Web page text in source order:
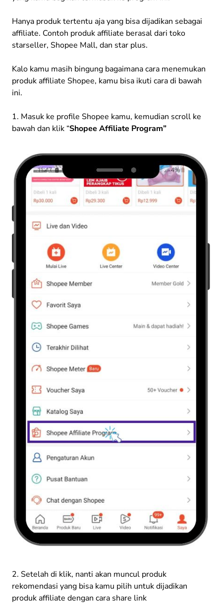
Hanya produk tertentu aja yang bisa dijadikan sebagai
affiliate. Contoh produk affiliate berasal dari toko
starseller, Shopee Mall, dan star plus.
Kalo kamu masih bingung bagaimana cara menemukan
produk affiliate Shopee, kamu bisa ikuti cara di bawah
ini.
1. Masuk ke profile Shopee kamu, kemudian scroll ke
bawah dan klik “Shopee Affiliate Program”
2. Setelah di klik, nanti akan muncul produk
rekomendasi yang bisa kamu pilih untuk dijadikan
produk affiliate dengan cara share link